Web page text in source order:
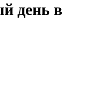
день в